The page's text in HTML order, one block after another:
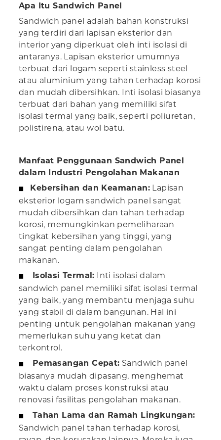
Apa Itu Sandwich Panel
Sandwich panel adalah bahan konstruksi
yang terdiri dari lapisan eksterior dan
interior yang diperkuat oleh inti isolasi di
antaranya. Lapisan eksterior umumnya
terbuat dari logam seperti stainless steel
atau aluminium yang tahan terhadap korosi
dan mudah dibersihkan. Inti isolasi biasanya
terbuat dari bahan yang memiliki sifat
isolasi termal yang baik, seperti poliuretan,
polistirena, atau wol batu.
Manfaat Penggunaan Sandwich Panel
dalam Industri Pengolahan Makanan
Kebersihan dan Keamanan: Lapisan
eksterior logam sandwich panel sangat
mudah dibersihkan dan tahan terhadap
korosi, memungkinkan pemeliharaan
tingkat kebersihan yang tinggi, yang
sangat penting dalam pengolahan
makanan.
Isolasi Termal: Inti isolasi dalam
sandwich panel memiliki sifat isolasi termal
yang baik, yang membantu menjaga suhu
yang stabil di dalam bangunan. Hal ini
penting untuk pengolahan makanan yang
memerlukan suhu yang ketat dan
terkontrol.
Pemasangan Cepat: Sandwich panel
biasanya mudah dipasang, menghemat
waktu dalam proses konstruksi atau
renovasi fasilitas pengolahan makanan.
Tahan Lama dan Ramah Lingkungan:
Sandwich panel tahan terhadap korosi,